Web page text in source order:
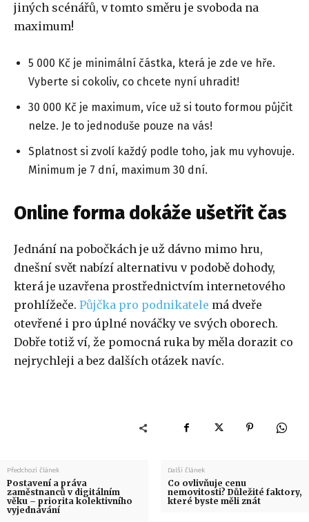
jiných scénářů, v tomto směru je svoboda na
maximum!
5 000 Kč je minimální částka, která je zde ve hře.
Vyberte si cokoliv, co chcete nyní uhradit!
30 000 Kč je maximum, více už si touto formou půjčit
nelze. Je to jednoduše pouze na vás!
Splatnost si zvolí každý podle toho, jak mu vyhovuje.
Minimum je 7 dní, maximum 30 dní.
Online forma dokáže ušetřit čas
Jednání na pobočkách je už dávno mimo hru,
dnešní svět nabízí alternativu v podobě dohody,
která je uzavřena prostřednictvím internetového
prohlížeče. Půjčka pro podnikatele má dveře
otevřené i pro úplné nováčky ve svých oborech.
Dobře totiž ví, že pomocná ruka by měla dorazit co
nejrychleji a bez dalších otázek navíc.
Předchozí článek
Postavení a práva
zaměstnanců v digitálním
věku – priorita kolektivního
vyjednávání
Další článek
Co ovlivňuje cenu
nemovitosti? Důležité faktory,
které byste měli znát